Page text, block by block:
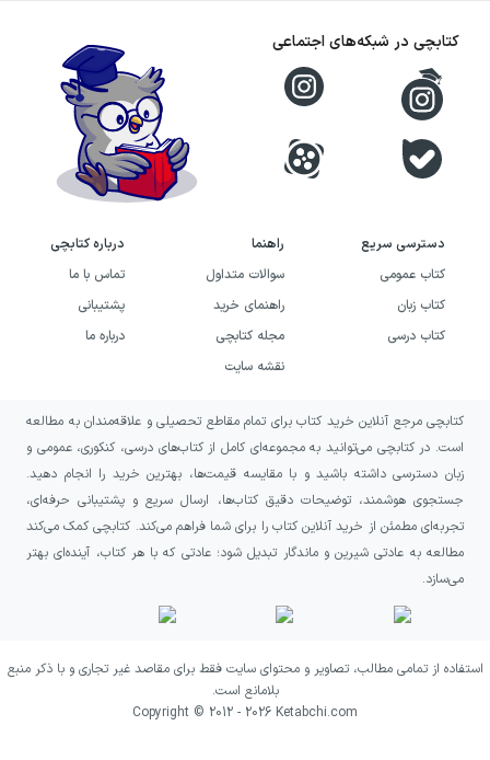
دسترسی سریع
کتاب عمومی
کتاب زبان
کتاب درسی
راهنما
سوالات متداول
راهنمای خرید
مجله کتابچی
نقشه سایت
درباره کتابچی
تماس با ما
پشتیبانی
درباره ما
کتابچی در شبکه‌های اجتماعی
کتابچی مرجع آنلاین خرید کتاب برای تمام مقاطع تحصیلی و علاقه‌مندان به مطالعه
است. در کتابچی می‌توانید به مجموعه‌ای کامل از کتاب‌های درسی، کنکوری، عمومی و
زبان دسترسی داشته باشید و با مقایسه قیمت‌ها، بهترین خرید را انجام دهید.
جستجوی هوشمند، توضیحات دقیق کتاب‌ها، ارسال سریع و پشتیبانی حرفه‌ای،
تجربه‌ای مطمئن از خرید آنلاین کتاب را برای شما فراهم می‌کند. کتابچی کمک می‌کند
مطالعه به عادتی شیرین و ماندگار تبدیل شود؛ عادتی که با هر کتاب، آینده‌ای بهتر
می‌سازد.
استفاده از تمامی مطالب، تصاویر و محتوای سایت فقط برای مقاصد غیر تجاری و با ذکر منبع
بلامانع است.
Copyright © 2012 - 2026 Ketabchi.com